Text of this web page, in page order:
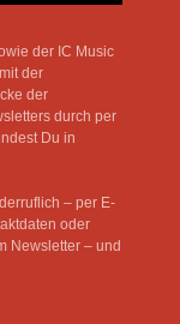
der IC Music
der
der
durch per
Du in
– per E-
oder
Newsletter – und